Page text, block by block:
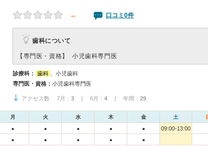
－ 口コミ0件
歯科について
【専門医・資格】 小児歯科専門医
診療科： 歯科
、小児歯科
専門医・資格： 小児歯科専門医
アクセス数 7月： 3 | 6月： 4 | 年間： 29
月 火 水 木 金 土
● ● ● ● ●
09:00-13:00
● ● ● ● ●